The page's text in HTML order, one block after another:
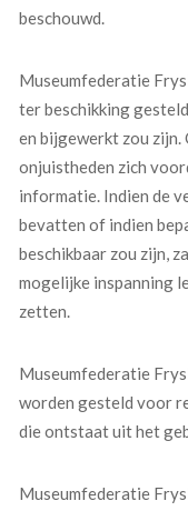
beschouwd.
Museumfederatie
ter beschikking
en bijgewerkt zou zijn.
onjuistheden zich
informatie. Indien de
bevatten of indien
beschikbaar zou zijn,
mogelijke inspanning
zetten.
Museumfederatie
worden gesteld voor
die ontstaat uit het
Museumfederatie